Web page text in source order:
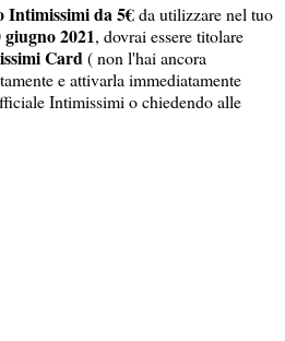
Intimissimi da 5€da utilizzare nel tuo
2021, dovrai essere titolare
Card( non l'hai ancora
e attivarla immediatamente
Intimissimi o chiedendo alle